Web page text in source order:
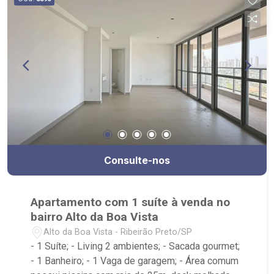
Contando com uma equipe atuante de
consultores especialistas, oferecemos mais
proximidade com os clientes, afim de entender
seus objetivos e vontades. Atualmente,
contabilizamos mais de 2.500 cadastros de
imóveis para venda, permuta e locação,
comercializando imóveis de terceiros e
lançamentos. Estamos localizados em sede
própria - em uma das melhores avenidas da
cidade - Av. Professor Dr. João Fiusa, 1147 - Alto
da Boa Vista, Ribeirão Preto - SP.
Consulte-nos
Apartamento com 1 suíte à venda no
bairro Alto da Boa Vista
Alto da Boa Vista - Ribeirão Preto/SP
- 1 Suíte; - Living 2 ambientes; - Sacada gourmet;
- 1 Banheiro; - 1 Vaga de garagem; - Área comum